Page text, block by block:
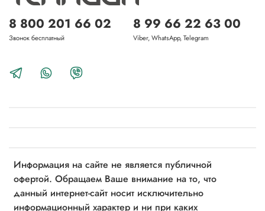
Информация на сайте не является публичной
офертой. Обращаем Ваше внимание на то, что
данный интернет-сайт носит исключительно
информационный характер и ни при каких
8 800 201 66 02
Звонок бесплатный
8 99 66 22 63 00
Viber, WhatsApp, Telegram